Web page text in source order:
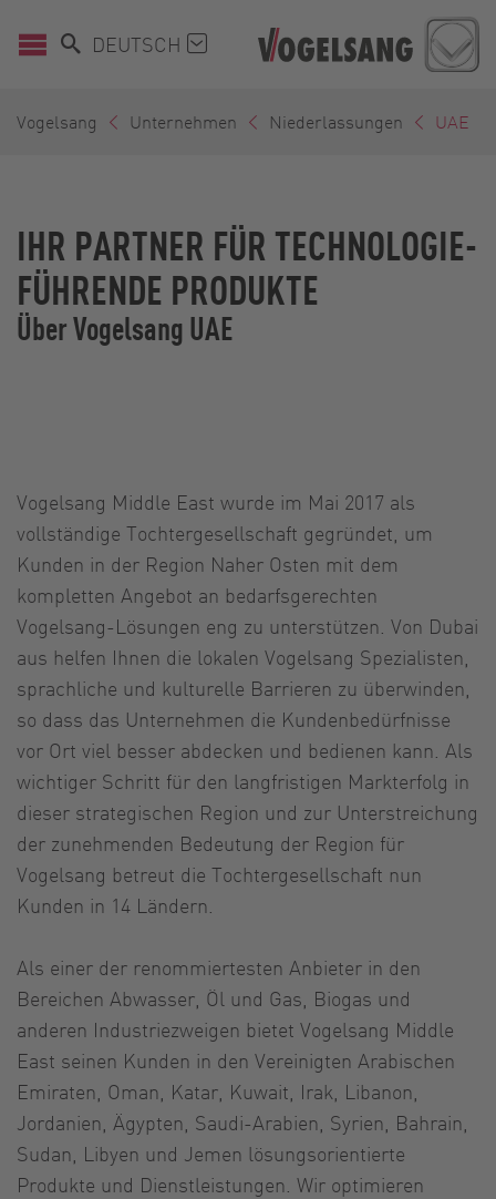
DEUTSCH
Vogelsang Unternehmen Niederlassungen UAE
IHR PARTNER FÜR TECHNOLOGIE-
FÜHRENDE PRODUKTE
Über Vogelsang UAE
Vogelsang Middle East wurde im Mai 2017 als
vollständige Tochtergesellschaft gegründet, um
Kunden in der Region Naher Osten mit dem
kompletten Angebot an bedarfsgerechten
Vogelsang-Lösungen eng zu unterstützen. Von Dubai
aus helfen Ihnen die lokalen Vogelsang Spezialisten,
sprachliche und kulturelle Barrieren zu überwinden,
so dass das Unternehmen die Kundenbedürfnisse
vor Ort viel besser abdecken und bedienen kann. Als
wichtiger Schritt für den langfristigen Markterfolg in
dieser strategischen Region und zur Unterstreichung
der zunehmenden Bedeutung der Region für
Vogelsang betreut die Tochtergesellschaft nun
Kunden in 14 Ländern.
Als einer der renommiertesten Anbieter in den
Bereichen Abwasser, Öl und Gas, Biogas und
anderen Industriezweigen bietet Vogelsang Middle
East seinen Kunden in den Vereinigten Arabischen
Emiraten, Oman, Katar, Kuwait, Irak, Libanon,
Jordanien, Ägypten, Saudi-Arabien, Syrien, Bahrain,
Sudan, Libyen und Jemen lösungsorientierte
Produkte und Dienstleistungen. Wir optimieren